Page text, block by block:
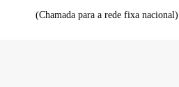
(Chamada para a rede fixa nacional)